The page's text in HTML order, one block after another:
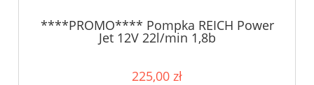
****PROMO**** Pompka REICH Power
Jet 12V 22l/min 1,8b
225,00 zł